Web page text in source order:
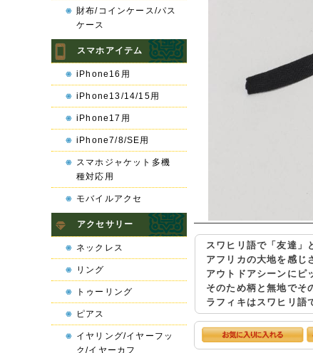
スワヒリ語で「友達」
アフリカの大地を感じ
アウトドアシーンにピ
そのため柄と無地でそ
ラフィキはスワヒリ語
財布/コインケース/パス
ケース
スマホアイテム
iPhone16用
iPhone13/14/15用
iPhone17用
iPhone7/8/SE用
スマホジャケット多機
種対応用
モバイルアクセ
アクセサリー
ネックレス
リング
トゥーリング
ピアス
イヤリング/イヤーフッ
ク/イヤーカフ